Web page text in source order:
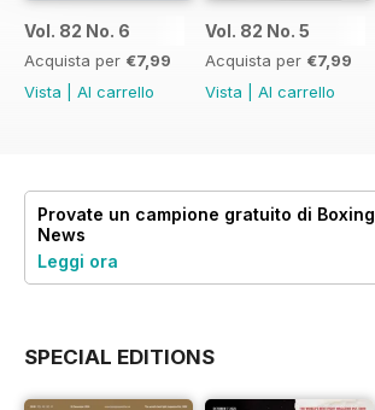
Vol. 82 No. 6
Acquista per €7,99
Vista
Al carrello
Vol. 82 No. 5
Acquista per €7,99
Vista
Al carrello
Provate un campione gratuito di Boxing
News
Leggi ora
SPECIAL EDITIONS